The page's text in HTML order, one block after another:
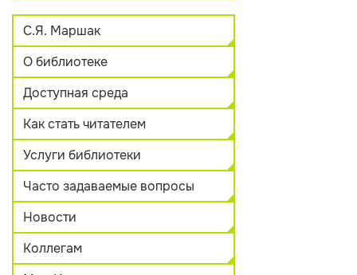
С.Я. Маршак
О библиотеке
Доступная среда
Как стать читателем
Услуги библиотеки
Часто задаваемые вопросы
Новости
Коллегам